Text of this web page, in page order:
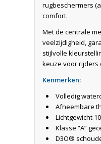
rugbeschermers
comfort.
Met de centrale
veelzijdigheid,
stijlvolle
keuze voor rijders
Kenmerken:
Volledig
Afneembare
Lichtgewicht
Klasse “A”
D3O®